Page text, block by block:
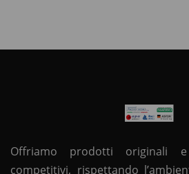
Offriamo prodotti originali
competitivi, rispettando